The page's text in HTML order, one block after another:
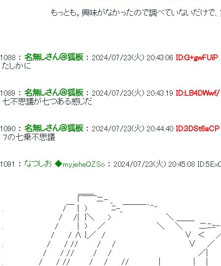
もっとも。興味がなかったので調べていないだけで、実
1088 ： 名無しさん＠狐板 ： 2024/07/23(火) 20:43:06 ID:G+gwFUiP
たしかに
1089 ： 名無しさん＠狐板 ： 2024/07/23(火) 20:43:19 ID:LB4DWwf/
七不思議が七つある感じだ
1090 ： 名無しさん＠狐板 ： 2024/07/23(火) 20:44:40 ID:3DSt6aCP
７の七乗不思議
1091 ： なつしお ◆myjeheQZSo ： 2024/07/23(火) 20:45:08
｢￣￣ニ- _
.　　　　　　 　 　 　 /￣｜ )　　　　 ﾆ-_￣￣￣´"''
/　　/|　}＼　　 >　　　　　　　　　　＼ ＿＿_
.　　　　　　 　 　 /　　　 |　) 　 ／　　　　　　　　　 ＼ 　 ＼　　　二
/　　 / Λ },／　/　 　 　 　 　 　 　 　 　 　 ∨　＜ 　
.　　　　　　 　 /　　 / //　　　 /　　/　　　　　　　　　　 　 　 ∨　　／
/　　 / //　　　 /　　/　　　　　　　　　　　　　　 　 ／|
.　　　　　　 /　　 / //　　　 /　　/　　 //　　　　　 |　　　　　　|　　|